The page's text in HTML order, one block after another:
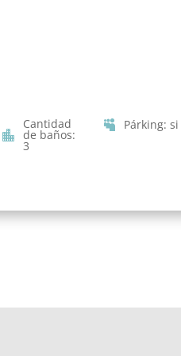
Cantidad
de baños:
3
Párking:si